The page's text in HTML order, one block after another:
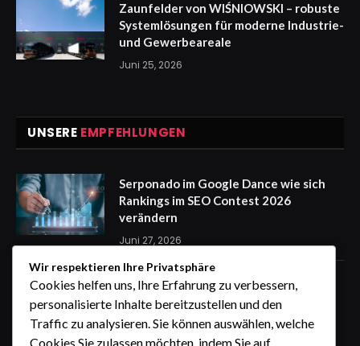
Zaunfelder von WIŚNIOWSKI – robuste
Systemlösungen für moderne Industrie-
und Gewerbeareale
Juni 25, 2026
UNSERE EMPFEHLUNGEN
Serponado im Google Dance wie sich
Rankings im SEO Contest 2026
verändern
Juni 27, 2026
Zaunfelder von WIŚNIOWSKI –
professionelle Lösungen für sichere
Unternehmensgelände
Juni 25, 2026
Wir respektieren Ihre Privatsphäre
Cookies helfen uns, Ihre Erfahrung zu verbessern,
personalisierte Inhalte bereitzustellen und den
Traffic zu analysieren. Sie können auswählen, welche
Cookies Sie zulassen möchten, indem Sie auf